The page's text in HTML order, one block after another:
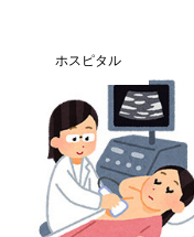
ホスピタル